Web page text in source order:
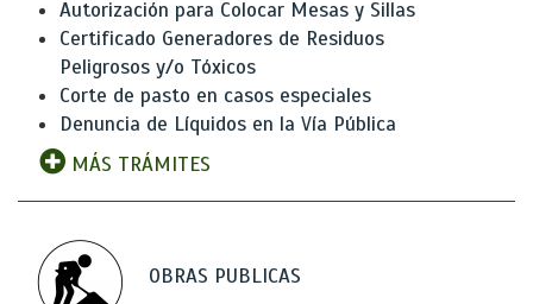
Autorización para Colocar Mesas y Sillas
Certificado Generadores de Residuos
Peligrosos y/o Tóxicos
Corte de pasto en casos especiales
Denuncia de Líquidos en la Vía Pública
MÁS TRÁMITES
OBRAS PUBLICAS